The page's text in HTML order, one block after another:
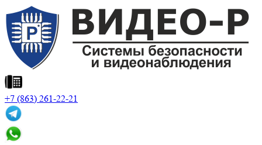
+7 (863) 261-22-21